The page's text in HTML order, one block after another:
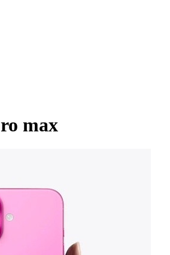
max